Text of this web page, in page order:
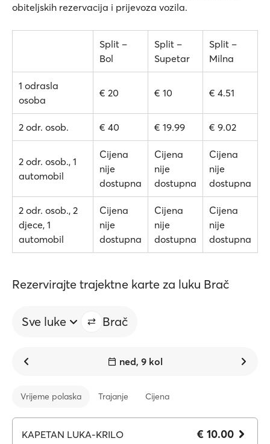
obiteljskih rezervacija i prijevoza vozila.
Split –
Bol
Split –
Supetar
Split –
Milna
1 odrasla
osoba
€ 20 € 10 € 4.51
2 odr. osob. € 40 € 19.99 € 9.02
2 odr. osob., 1
automobil
Cijena
nije
dostupna
Cijena
nije
dostupna
Cijena
nije
dostupna
2 odr. osob., 2
djece, 1
automobil
Cijena
nije
dostupna
Cijena
nije
dostupna
Cijena
nije
dostupna
Rezervirajte trajektne karte za luku Brač
Sve luke Brač
ned, 9 kol
Vrijeme polaska Trajanje Cijena
KAPETAN LUKA-KRILO € 10.00